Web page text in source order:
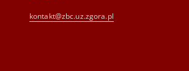
kontakt@zbc.uz.zgora.pl